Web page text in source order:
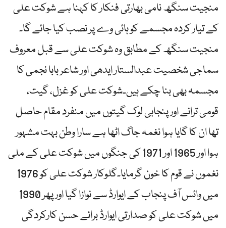
منجیت سنگھ نامی بھارتی فنکار کا کہنا ہے شوکت علی
کے تیار کردہ مجسمے کو ہائی وے پر نصب کیا جائے گا۔
منجیت سنگھ کے مطابق وہ شوکت علی سے قبل معروف
سماجی شخصیت عبدالستار ایدھی اور شاعر بابا نجمی کا
مجسمہ بھی بنا چکے ہیں۔شوکت علی کو غزل، گیت،
قومی ترانے اور پنجابی لوک گیتوں میں منفرد مقام حاصل
تھا ان کا گایا ہوا نغمہ جاگ اٹھا ہے سارا وطن بہت مشہور
ہوا اور 1965 اور 1971 کی جنگوں میں شوکت علی کے ملی
نغموں نے قوم کا خون گرمایا۔گلوکار شوکت علی کو 1976
میں وائس آف پنجاب کے ایوارڈ سے نوازا گیا اور پھر 1990
میں شوکت علی کو صدارتی ایوارڈ برائے حسن کارکردگی